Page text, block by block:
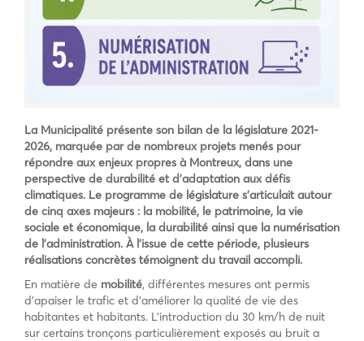
La Municipalité présente son bilan de la législature 2021-
2026, marquée par de nombreux projets menés pour
répondre aux enjeux propres à Montreux, dans une
perspective de durabilité et d’adaptation aux défis
climatiques. Le programme de législature s’articulait autour
de cinq axes majeurs : la mobilité, le patrimoine, la vie
sociale et économique, la durabilité ainsi que la numérisation
de l’administration. À l’issue de cette période, plusieurs
réalisations concrètes témoignent du travail accompli.
En matière de mobilité, différentes mesures ont permis
d’apaiser le trafic et d’améliorer la qualité de vie des
habitantes et habitants. L’introduction du 30 km/h de nuit
sur certains tronçons particulièrement exposés au bruit a